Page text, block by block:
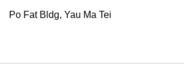
Po Fat Bldg, Yau Ma Tei